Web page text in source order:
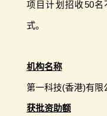
项目计划招收50
式。
机构名称
第一科技(香港)有限
获批资助额